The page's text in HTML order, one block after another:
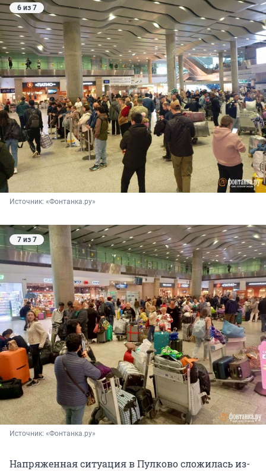
6 из 7
Источник: «Фонтанка.ру»
7 из 7
Источник: «Фонтанка.ру»
Напряженная ситуация в Пулково сложилась из-